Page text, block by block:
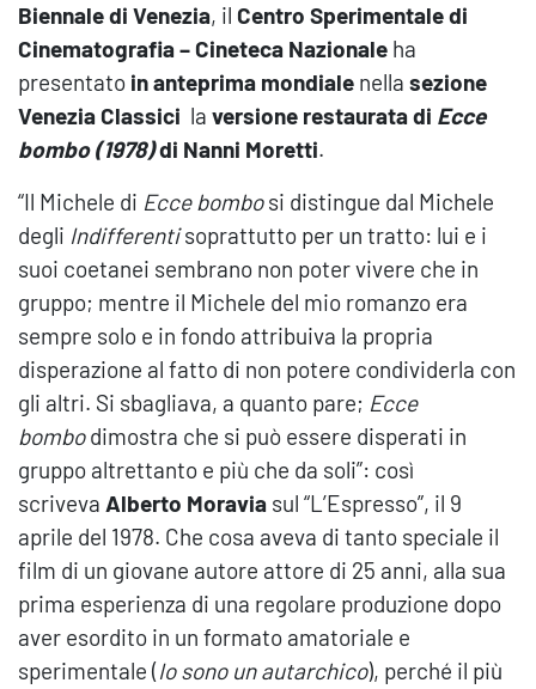
Biennale di Venezia, il Centro Sperimentale di
Cinematografia – Cineteca Nazionale ha
presentato in anteprima mondiale nella sezione
Venezia Classici la versione restaurata di Ecce
bombo (1978)di Nanni Moretti.
“Il Michele di Ecce bombosi distingue dal Michele
degli Indifferentiso­prattutto per un tratto: lui e i
suoi coetanei sembrano non poter vivere che in
gruppo; men­tre il Michele del mio romanzo era
sempre solo e in fondo attribuiva la propria
disperazione al fatto di non potere condividerla con
gli altri. Si sbagliava, a quanto pare; Ecce
bombodimostra che si può essere disperati in
gruppo altrettanto e più che da soli”: così
scriveva Alberto Moravia sul “L’Espresso”, il 9
aprile del 1978. Che cosa aveva di tanto speciale il
film di un giovane autore attore di 25 anni, alla sua
prima esperienza di una regolare produzione dopo
aver esordito in un formato amatoriale e
sperimentale (Io sono un autarchico), perché il più